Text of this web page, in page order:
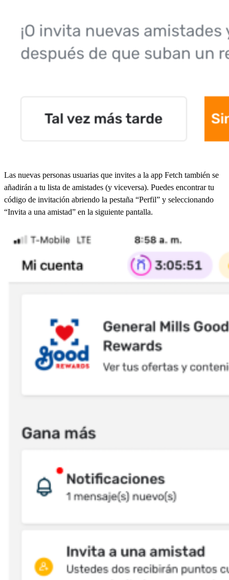
Las nuevas personas usuarias que invites a la app Fetch también se
añadirán a tu lista de amistades (y viceversa). Puedes encontrar tu
código de invitación abriendo la pestaña “Perfil” y seleccionando
“Invita a una amistad” en la siguiente pantalla.